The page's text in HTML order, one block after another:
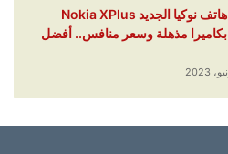
وصول هاتف نوكيا الجديد Nokia XPlus
2023 بكاميرا مذهلة وسعر منافس.. أفضل